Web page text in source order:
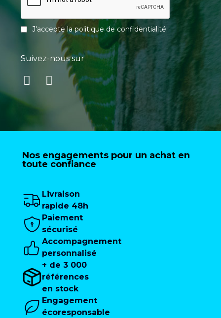
J'accepte lapolitique de confidentialité.
Suivez-nous sur
Nos engagements pour un achat en
toute confiance
Livraison
rapide 48h
Paiement
sécurisé
Accompagnement
personnalisé
+ de 3 000
références
en stock
Engagement
écoresponsable